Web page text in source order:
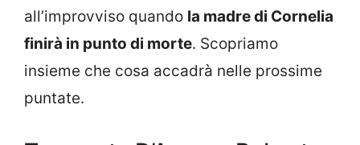
all’improvviso quando la madre di Cornelia
finirà in punto di morte. Scopriamo
insieme che cosa accadrà nelle prossime
puntate.